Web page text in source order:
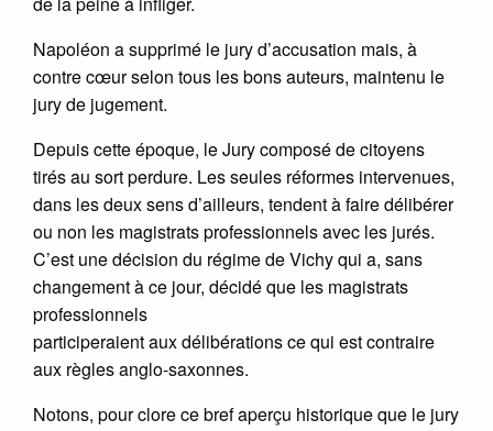
Napoléon a supprimé le jury d’accusation mais, à
contre cœur selon tous les bons auteurs, maintenu le
jury de jugement.
Depuis cette époque, le Jury composé de citoyens
tirés au sort perdure. Les seules réformes intervenues,
dans les deux sens d’ailleurs, tendent à faire délibérer
ou non les magistrats professionnels avec les jurés.
C’est une décision du régime de Vichy qui a, sans
changement à ce jour, décidé que les magistrats
professionnels
participeraient aux délibérations ce qui est contraire
aux règles anglo-saxonnes.
Notons, pour clore ce bref aperçu historique que le jury